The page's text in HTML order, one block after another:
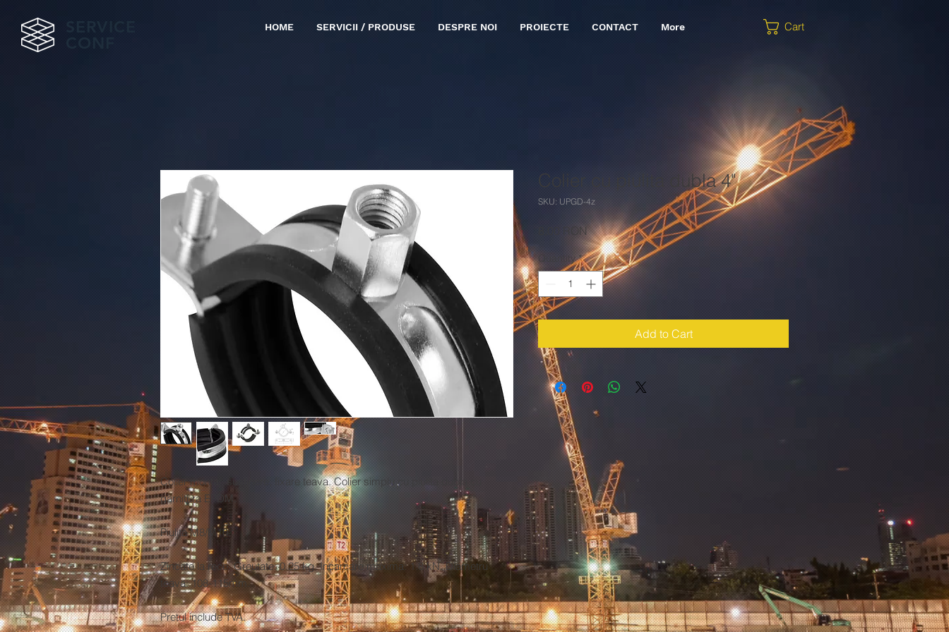
HOME SERVICII / PRODUSE DESPRE NOI PROIECTE CONTACT More Cart
Colier montaj, sustinere, fixare teava. Colier simplu cu piulita dubla cu
garnitura EPDM.
Piulita M8/M10.
Zincate la rece. Greutate: 0.25 kg. Incarcare maxima: 1.8 kN. Diametru
teava: 108-115mm.
Pretul include TVA.
Colier cu piulita dubla 4"
SKU: UPGD-4z
8,00 RONPrice
Quantity *
Add to Cart